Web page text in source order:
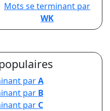
Mots se terminant par
WK
parA
par B
par C